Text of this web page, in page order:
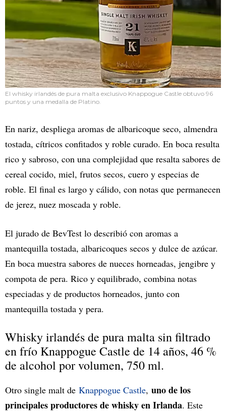
El whisky irlandés de pura malta exclusivo Knappogue Castle obtuvo 96
puntos y una medalla de Platino.
En nariz, despliega aromas de albaricoque seco, almendra
tostada, cítricos confitados y roble curado. En boca resulta
rico y sabroso, con una complejidad que resalta sabores de
cereal cocido, miel, frutos secos, cuero y especias de
roble. El final es largo y cálido, con notas que permanecen
de jerez, nuez moscada y roble.
El jurado de BevTest lo describió con aromas a
mantequilla tostada, albaricoques secos y dulce de azúcar.
En boca muestra sabores de nueces horneadas, jengibre y
compota de pera. Rico y equilibrado, combina notas
especiadas y de productos horneados, junto con
mantequilla tostada y pera.
Whisky irlandés de pura malta sin filtrado
en frío Knappogue Castle de 14 años, 46 %
de alcohol por volumen, 750 ml.
Otro single malt de Knappogue Castle, uno de los
principales productores de whisky en Irlanda. Este